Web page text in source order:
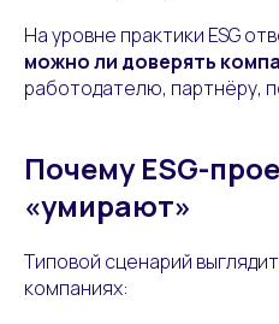
На уровне практики ESG
можно ли доверять
работодателю, партнёру,
Почему ESG-
«умирают»
Типовой сценарий
компаниях: